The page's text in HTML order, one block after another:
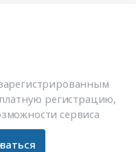
регистрацию,
сервиса